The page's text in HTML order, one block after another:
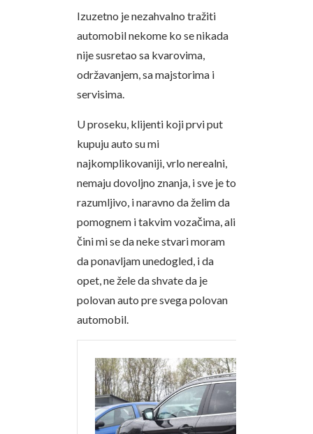
Izuzetno je nezahvalno tražiti
automobil nekome ko se nikada
nije susretao sa kvarovima,
održavanjem, sa majstorima i
servisima.
U proseku, klijenti koji prvi put
kupuju auto su mi
najkomplikovaniji, vrlo nerealni,
nemaju dovoljno znanja, i sve je to
razumljivo, i naravno da želim da
pomognem i takvim vozačima, ali
čini mi se da neke stvari moram
da ponavljam unedogled, i da
opet, ne žele da shvate da je
polovan auto pre svega polovan
automobil.